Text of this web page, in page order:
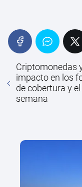
Criptomonedas
impacto en los
de cobertura y
semana